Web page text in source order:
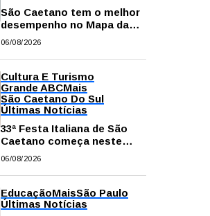
São Caetano tem o melhor
desempenho no Mapa da
Desigualdade da Grande SP
06/08/2026
Cultura E Turismo
Grande ABCMais
São Caetano Do Sul
Últimas Notícias
33ª Festa Italiana de São
Caetano começa neste
sábado com mais barracas
e atrações
06/08/2026
EducaçãoMaisSão Paulo
Últimas Notícias